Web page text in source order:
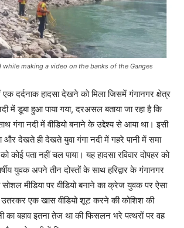
while making a video on the banks of the Ganges
एक दर्दनाक हादसा देखने को मिला जिसमें गंगानगर क्षेत्र
में डूबा हुआ पाया गया, दरअसल बताया जा रहा है कि
गंगा नदी में वीडियो बनाने के उद्देश्य से आया था। इसी
और देखते ही देखते युवा गंगा नदी में गहरे पानी में समा
कोई पता नहीं चल पाया। यह हादसा रविवार दोपहर को
युवक अपने तीन दोस्तों के साथ हरिद्वार के गंगानगर
मीडिया पर वीडियो बनाने का क्रेज युवक पर ऐसा
उतरकर एक खास वीडियो शूट करने की कोशिश की
का बहाव इतना तेज था की फिसलन भरे पत्थरों पर वह